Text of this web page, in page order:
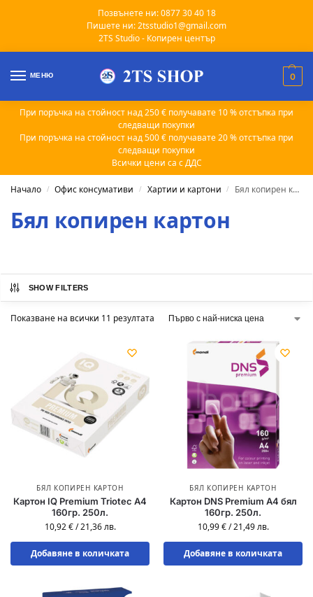
Позвънете ни: 0877 30 40 18
Пишете ни: 2tsstudio1@gmail.com
2TS Studio - Копирен център
МЕНЮ 0
При поръчка на стойност над 250 € получавате 10 % отстъпка при
следващи покупки
При поръчка на стойност над 500 € получавате 20 % отстъпка при
следващи покупки
Всички цени са с ДДС
Начало / Офис консумативи / Хартии и картони / Бял копирен картон
Бял копирен картон
SHOW FILTERS
Показване на всички 11 резултата
БЯЛ КОПИРЕН КАРТОН
Картон IQ Premium Triotec A4
160гр. 250л.
10,92€ /21,36лв.
Добавяне в количката
БЯЛ КОПИРЕН КАРТОН
Картон DNS Premium A4 бял
160гр. 250л.
10,99€ /21,49лв.
Добавяне в количката